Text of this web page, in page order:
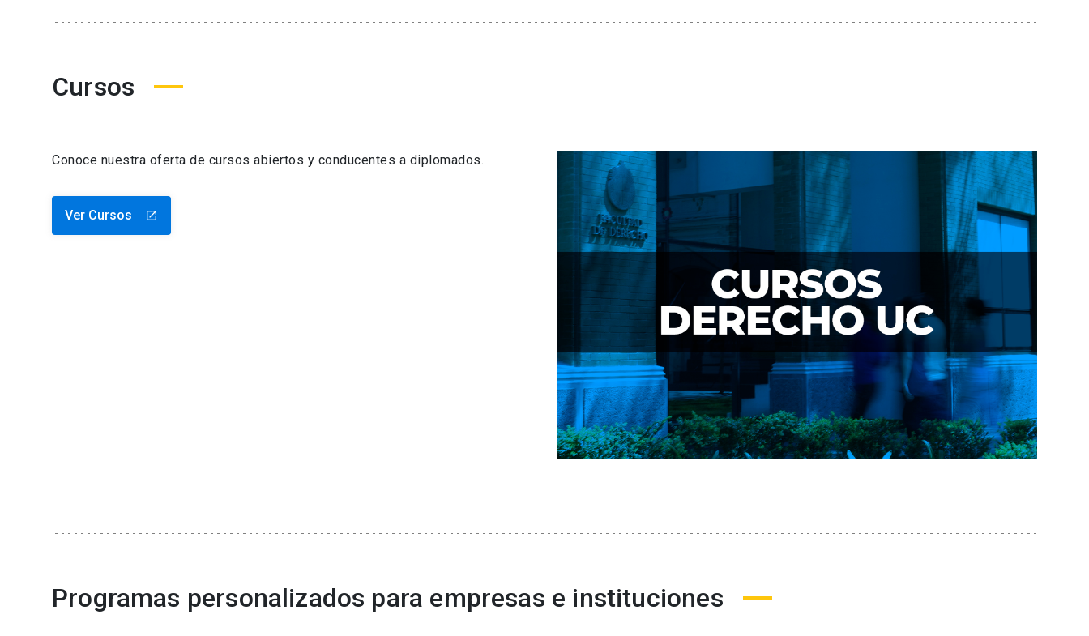
Cursos
Conoce nuestra oferta de cursos abiertos y conducentes a diplomados.
Ver Cursos launch
Programas personalizados para empresas e instituciones